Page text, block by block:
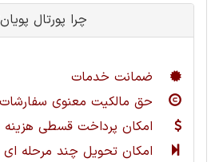
چرا پورتال
ضمانت خدمات
حق مالکیت معنوی سفارشات
امکان پرداخت قسطی هزینه
امکان تحویل چند مرحله